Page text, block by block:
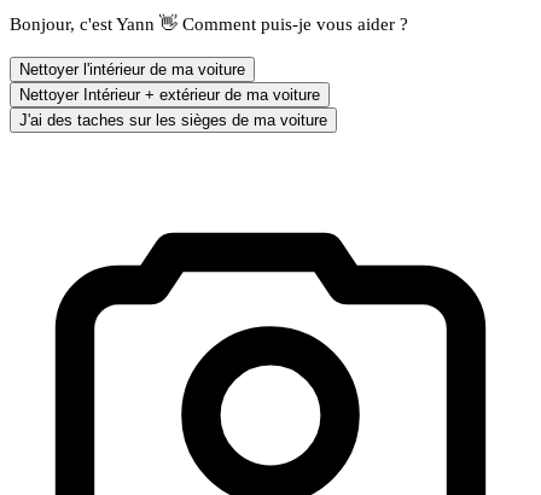
Bonjour, c'est Yann 👋 Comment puis-je vous aider ?
Nettoyer l'intérieur de ma voiture
Nettoyer Intérieur + extérieur de ma voiture
J'ai des taches sur les sièges de ma voiture